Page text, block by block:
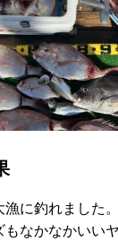
に釣れました
もなかなかいい